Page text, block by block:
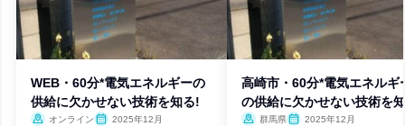
WEB・60分*電気エネルギーの
供給に欠かせない技術を知る!
オンライン
2025年12月
高崎市・60分*電気エネルギ
の供給に欠かせない技術を
群馬県
2025年12月